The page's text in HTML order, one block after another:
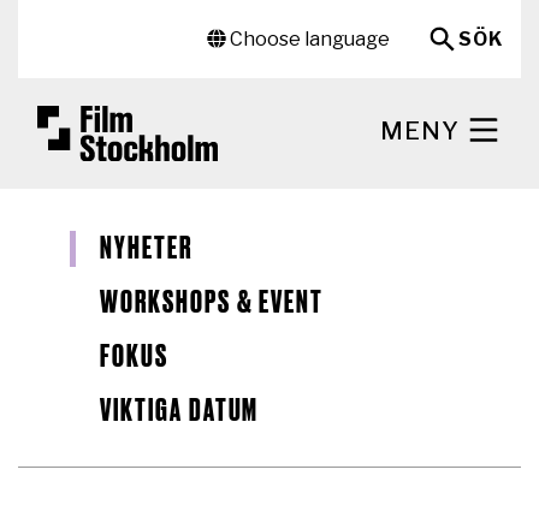
Choose language
SÖK
MENY
NYHETER
WORKSHOPS & EVENT
FOKUS
VIKTIGA DATUM